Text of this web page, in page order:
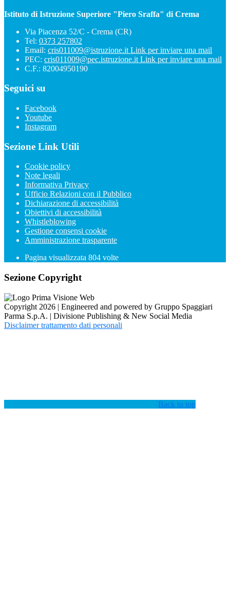
Istituto di Istruzione Superiore "Piero Sraffa" di Crema
Via Piacenza 52/C - Crema (CR)
Tel: 0373 257802
Email: cris011009@istruzione.it Link per inviare una mail
PEC: cris011009@pec.istruzione.it Link per inviare una mail
C.F.: 82004950190
Seguici su
Facebook
Youtube
Instagram
Sezione Link Utili
Cookie policy
Note legali
Informativa Privacy
Ufficio Relazioni con il Pubblico
Dichiarazione di accessibilità
Obiettivi di accessibilità
Whistleblowing
Gestione consensi cookie
Amministrazione trasparente
Pagina visualizzata 804 volte
Sezione Copyright
Copyright 2026 | Engineered and powered by Gruppo Spaggiari
Parma S.p.A. | Divisione Publishing & New Social Media
Disclaimer trattamento dati personali
Back to top